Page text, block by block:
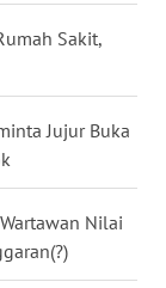
Sakit,
Jujur Buka
Nilai